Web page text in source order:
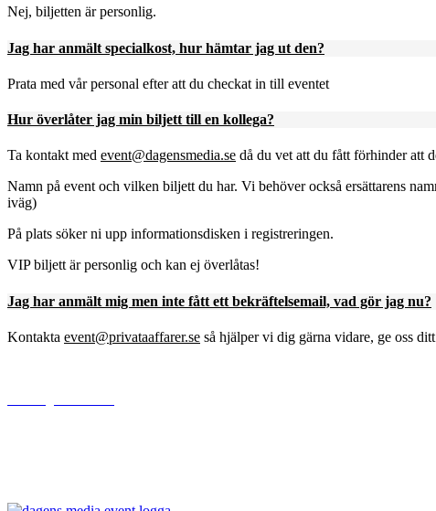
Nej, biljetten är personlig.
Jag har anmält specialkost, hur hämtar jag ut den?
Prata med vår personal efter att du checkat in till eventet
Hur överlåter jag min biljett till en kollega?
Ta kontakt med event@dagensmedia.se då du vet att du fått förhinder att
Namn på event och vilken biljett du har. Vi behöver också ersättarens
iväg)
På plats söker ni upp informationsdisken i registreringen.
VIP biljett är personlig och kan ej överlåtas!
Jag har anmält mig men inte fått ett bekräftelsemail, vad gör jag nu?
Kontakta event@privataaffarer.se så hjälper vi dig gärna vidare, ge oss